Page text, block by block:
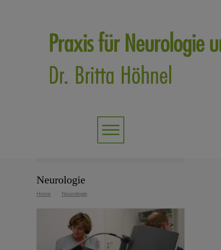
Neurologie
Home Neurologie